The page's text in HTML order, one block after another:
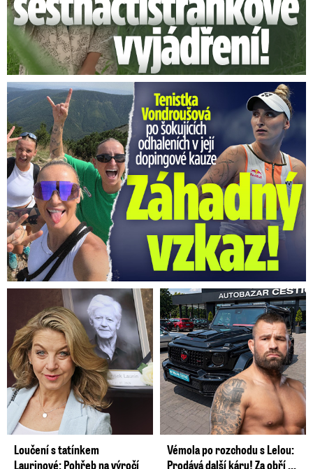
Vondroušová po šokujících odhaleních v kauze: Záhadný vzkaz!
Loučení s tatínkem
Laurinové: Pohřeb na výročí
Vémola po rozchodu s Lelou:
Prodává další káru! Za obří ...